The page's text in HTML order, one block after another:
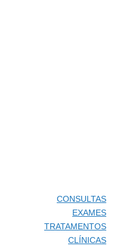
CONSULTAS
EXAMES
TRATAMENTOS
CLÍNICAS